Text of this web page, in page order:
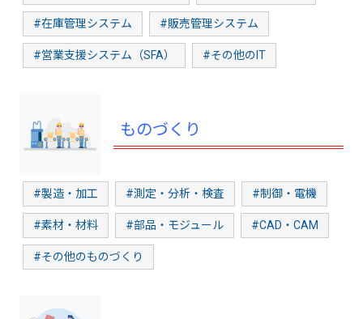
#在庫管理システム #販売管理システム
#営業支援システム（SFA） #その他のIT
ものづくり
#製造・加工 #測定・分析・検査 #制御・電機
#素材・材料 #部品・モジュール #CAD・CAM
#その他のものづくり